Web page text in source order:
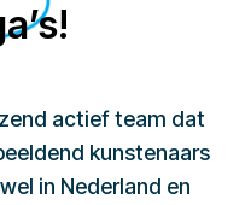
actief team dat
kunstenaars
in Nederland en